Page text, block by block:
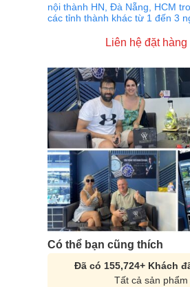
nội thành HN, Đà Nẵng, HCM
các tỉnh thành khác từ 1 đến 3
Liên hệ đặt hàng
Có thể bạn cũng thích
Đã có 155,724+ Khách
Tất cả sản